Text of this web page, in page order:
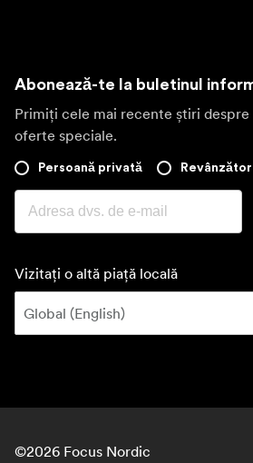
Abonează-te la buletinul
Primiți cele mai recente știri despre
oferte speciale.
Persoană privată Revânzător
Vizitați o altă piață locală
©2026 Focus Nordic